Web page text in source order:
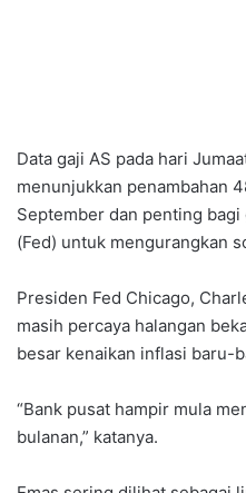
Data gaji AS pada hari
menunjukkan penambahan
September dan penting
(Fed) untuk mengurangkan
Presiden Fed Chicago,
masih percaya halangan
besar kenaikan inflasi baru-
“Bank pusat hampir mula
bulanan,” katanya.